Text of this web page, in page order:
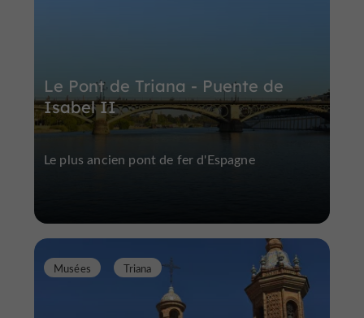
Le Pont de Triana - Puente de
Isabel II
Le plus ancien pont de fer d'Espagne
Musées Triana